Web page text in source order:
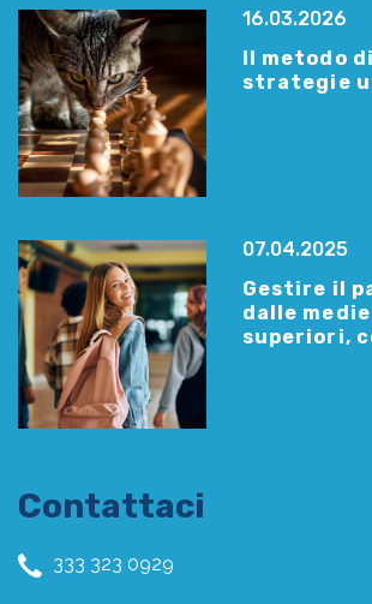
16.03.2026
Il metodo
strategie
07.04.2025
Gestire il
dalle
superiori,
Contattaci
333 323 0929